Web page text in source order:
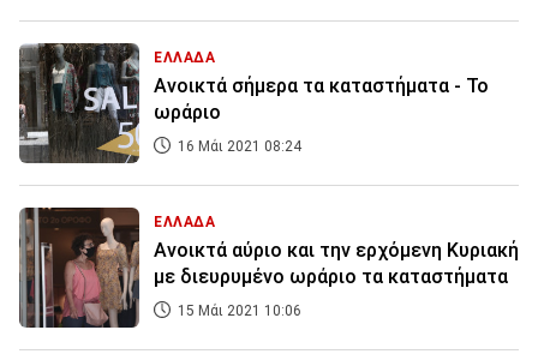
ΕΛΛΑΔΑ
Ανοικτά σήμερα τα καταστήματα - Το
ωράριο
16 Μάι 2021 08:24
ΕΛΛΑΔΑ
Ανοικτά αύριο και την ερχόμενη Κυριακή
με διευρυμένο ωράριο τα καταστήματα
15 Μάι 2021 10:06